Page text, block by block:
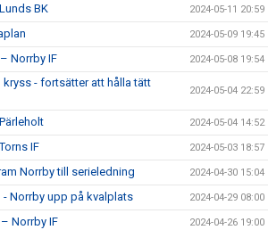
BK 2024-05-11 20:59
2024-05-09 19:45
Norrby IF 2024-05-08 19:54
- fortsätter att hålla tätt
2024-05-04 22:59
2024-05-04 14:52
IF 2024-05-03 18:57
Norrby till serieledning 2024-04-30 15:04
Norrby upp på kvalplats 2024-04-29 08:00
Norrby IF 2024-04-26 19:00